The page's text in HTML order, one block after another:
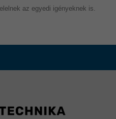
az egyedi igényeknek is.